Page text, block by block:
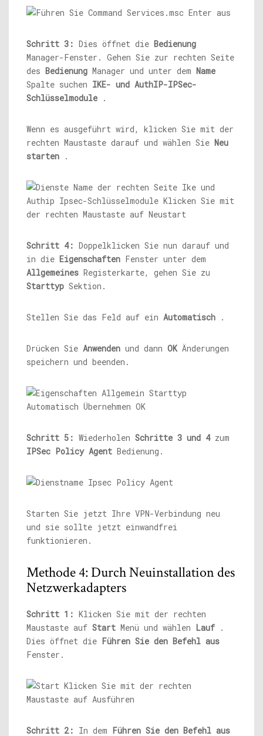
Schritt 3: Dies öffnet die Bedienung
Manager-Fenster. Gehen Sie zur rechten Seite
des Bedienung Manager und unter dem Name
Spalte suchen IKE- und AuthIP-IPSec-
Schlüsselmodule .
Wenn es ausgeführt wird, klicken Sie mit der
rechten Maustaste darauf und wählen Sie Neu
starten .
Schritt 4: Doppelklicken Sie nun darauf und
in die Eigenschaften Fenster unter dem
Allgemeines Registerkarte, gehen Sie zu
Starttyp Sektion.
Stellen Sie das Feld auf ein Automatisch .
Drücken Sie Anwenden und dann OKÄnderungen
speichern und beenden.
Schritt 5: Wiederholen Schritte 3 und 4zum
IPSec Policy Agent Bedienung.
Starten Sie jetzt Ihre VPN-Verbindung neu
und sie sollte jetzt einwandfrei
funktionieren.
Methode 4: Durch Neuinstallation des
Netzwerkadapters
Schritt 1: Klicken Sie mit der rechten
Maustaste auf Start Menü und wählen Lauf .
Dies öffnet die Führen Sie den Befehl aus
Fenster.
Schritt 2: In dem Führen Sie den Befehl aus